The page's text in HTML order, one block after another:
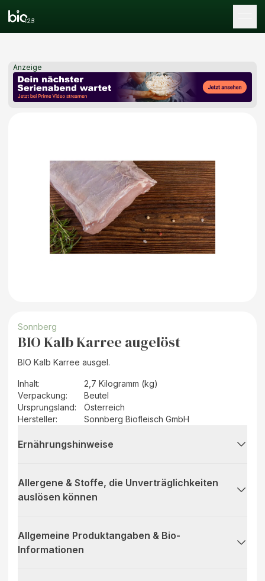
Anzeige
Sonnberg
BIO Kalb Karree augelöst
BIO Kalb Karree ausgel.
Inhalt:
2,7 Kilogramm (kg)
Verpackung:
Beutel
Ursprungsland:
Österreich
Hersteller: Sonnberg Biofleisch GmbH
Ernährungshinweise
Allergene & Stoffe, die Unverträglichkeiten
auslösen können
Allgemeine Produktangaben & Bio-
Informationen